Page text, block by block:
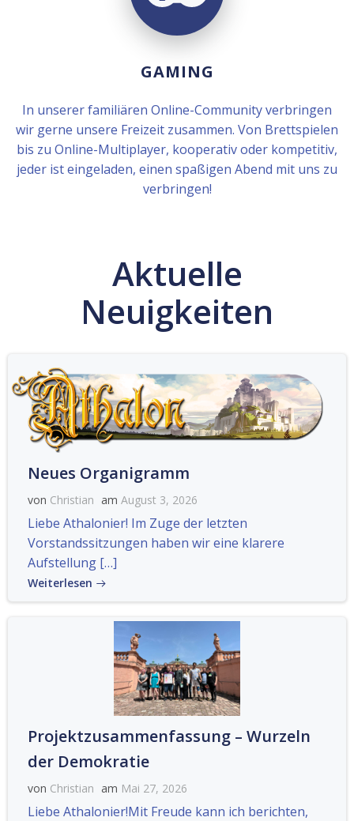
GAMING
In unserer familiären Online-Community verbringen
wir gerne unsere Freizeit zusammen. Von Brettspielen
bis zu Online-Multiplayer, kooperativ oder kompetitiv,
jeder ist eingeladen, einen spaßigen Abend mit uns zu
verbringen!
Aktuelle
Neuigkeiten
Neues Organigramm
von Christian am August 3, 2026
Liebe Athalonier! Im Zuge der letzten
Vorstandssitzungen haben wir eine klarere
Aufstellung […]
Weiterlesen
Projektzusammenfassung – Wurzeln
der Demokratie
von Christian am Mai 27, 2026
Liebe Athalonier!Mit Freude kann ich berichten,